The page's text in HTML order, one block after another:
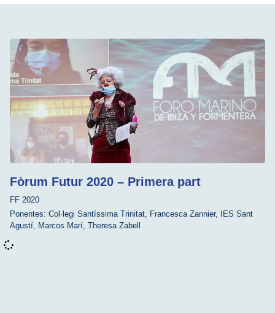
Fòrum Futur 2020 – Primera part
FF 2020
Ponentes: Col·legi Santíssima Trinitat Francesca Zannier,
IES Sant
Agustí
Marcos Marí Theresa Zabell